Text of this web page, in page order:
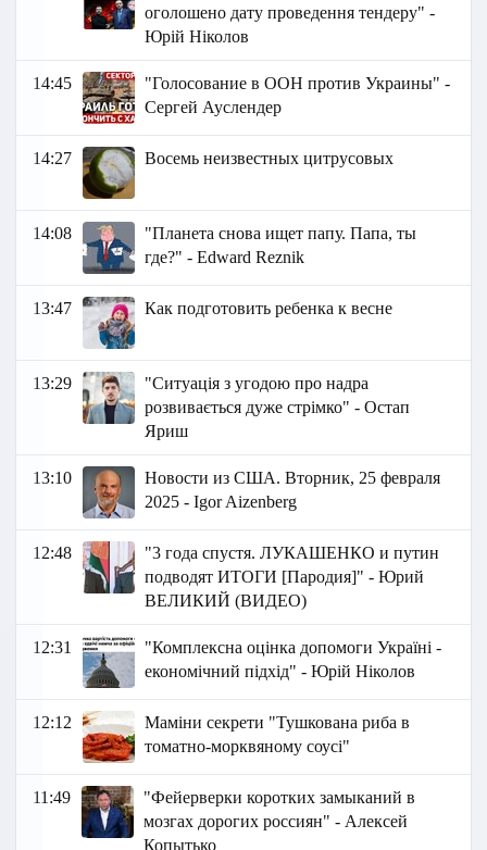
оголошено дату проведення тендеру" -
Юрій Ніколов
14:45
"Голосование в ООН против Украины" -
Сергей Ауслендер
14:27 Восемь неизвестных цитрусовых
14:08
"Планета снова ищет папу. Папа, ты
где?" - Edward Reznik
13:47 Как подготовить ребенка к весне
13:29
"Ситуація з угодою про надра
розвивається дуже стрімко" - Остап
Яриш
13:10
Новости из США. Вторник, 25 февраля
2025 - Igor Aizenberg
12:48
"3 года спустя. ЛУКАШЕНКО и путин
подводят ИТОГИ [Пародия]" - Юрий
ВЕЛИКИЙ (ВИДЕО)
12:31
"Комплексна оцінка допомоги Україні -
економічний підхід" - Юрій Ніколов
12:12
Маміни секрети "Тушкована риба в
томатно-морквяному соусі"
11:49
"Фейерверки коротких замыканий в
мозгах дорогих россиян" - Алексей
Копытько